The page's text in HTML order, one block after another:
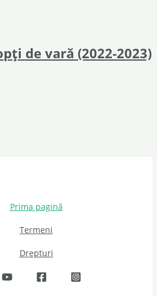
de vară (2022-2023)
Prima pagină
Termeni
Drepturi